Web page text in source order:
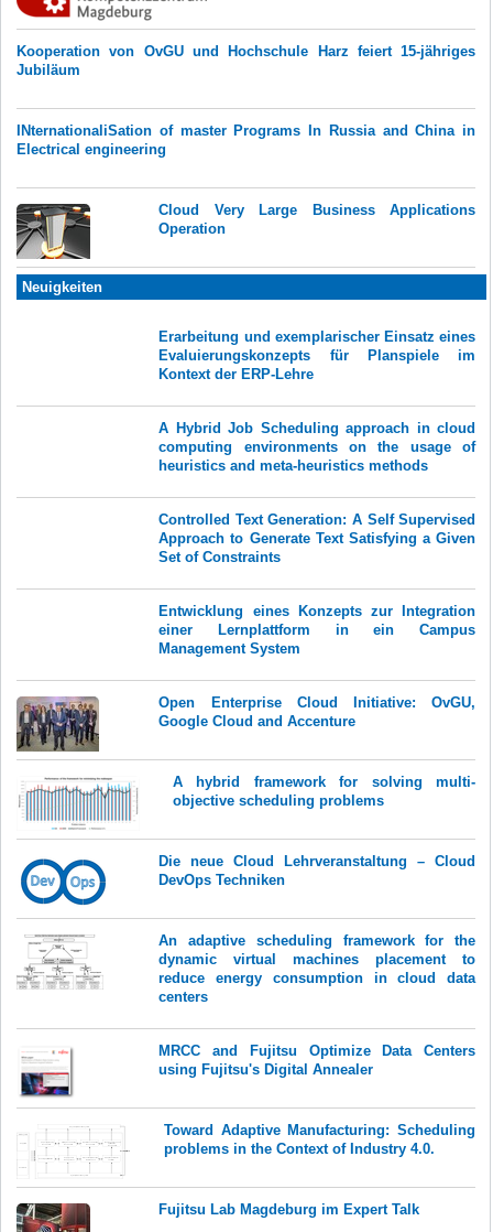
Kooperation von OvGU und Hochschule Harz feiert 15-jähriges
Jubiläum
INternationaliSation of master Programs In Russia and China in
Electrical engineering
Cloud Very Large Business Applications
Operation
Neuigkeiten
Erarbeitung und exemplarischer Einsatz eines
Evaluierungskonzepts für Planspiele im
Kontext der ERP-Lehre
A Hybrid Job Scheduling approach in cloud
computing environments on the usage of
heuristics and meta-heuristics methods
Controlled Text Generation: A Self Supervised
Approach to Generate Text Satisfying a Given
Set of Constraints
Entwicklung eines Konzepts zur Integration
einer Lernplattform in ein Campus
Management System
Open Enterprise Cloud Initiative: OvGU,
Google Cloud and Accenture
A hybrid framework for solving multi-
objective scheduling problems
Die neue Cloud Lehrveranstaltung – Cloud
DevOps Techniken
An adaptive scheduling framework for the
dynamic virtual machines placement to
reduce energy consumption in cloud data
centers
MRCC and Fujitsu Optimize Data Centers
using Fujitsu's Digital Annealer
Toward Adaptive Manufacturing: Scheduling
problems in the Context of Industry 4.0.
Fujitsu Lab Magdeburg im Expert Talk